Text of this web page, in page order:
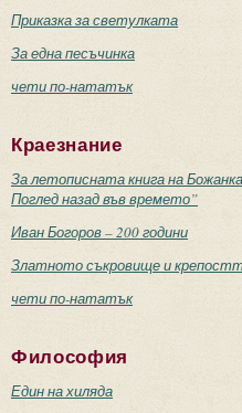
Приказка за светулката
За една песъчинка
чети по-нататък
Краезнание
За летописната книга на
Поглед назад във времето”
Иван Богоров – 200 години
Златното съкровище и
чети по-нататък
Философия
Един на хиляда